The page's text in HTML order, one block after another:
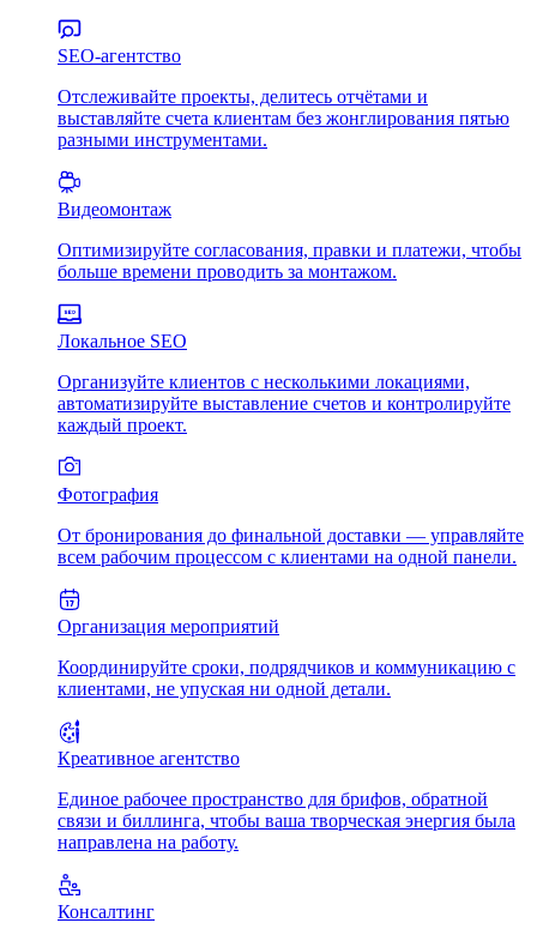
SEO-агентство
Отслеживайте проекты, делитесь отчётами и
выставляйте счета клиентам без жонглирования пятью
разными инструментами.
Видеомонтаж
Оптимизируйте согласования, правки и платежи, чтобы
больше времени проводить за монтажом.
Локальное SEO
Организуйте клиентов с несколькими локациями,
автоматизируйте выставление счетов и контролируйте
каждый проект.
Фотография
От бронирования до финальной доставки — управляйте
всем рабочим процессом с клиентами на одной панели.
Организация мероприятий
Координируйте сроки, подрядчиков и коммуникацию с
клиентами, не упуская ни одной детали.
Креативное агентство
Единое рабочее пространство для брифов, обратной
связи и биллинга, чтобы ваша творческая энергия была
направлена на работу.
Консалтинг